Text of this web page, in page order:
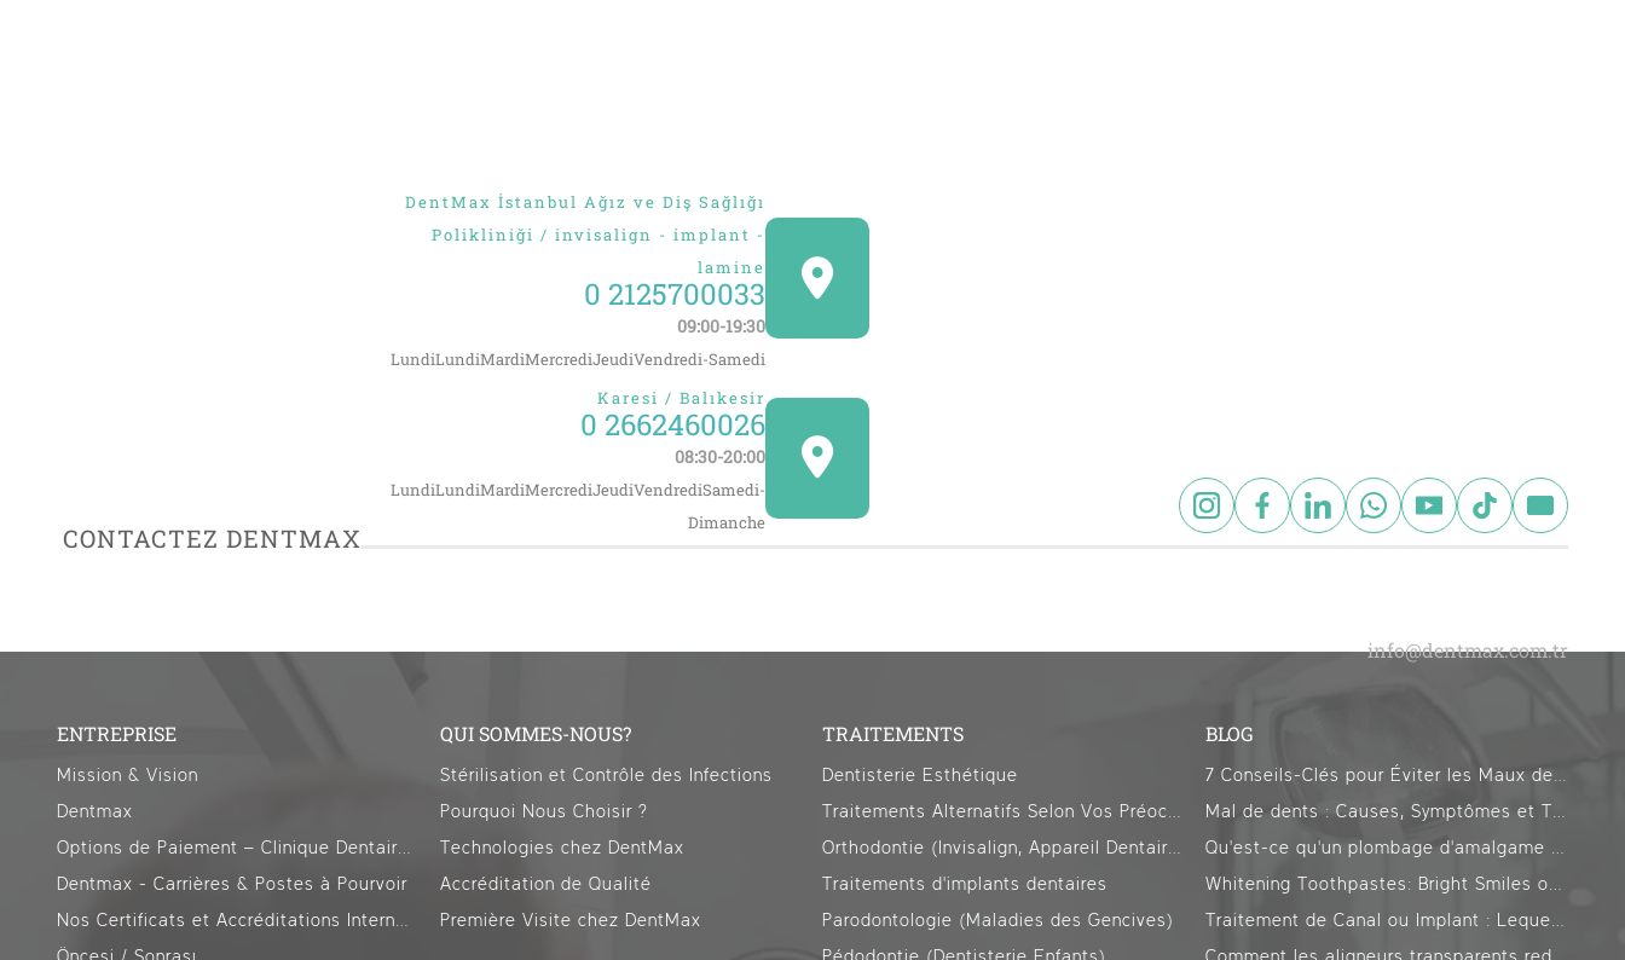
CONTACTEZ DENTMAX
DentMax İstanbul Ağız ve Diş Sağlığı
Polikliniği / invisalign - implant -
lamine
0 2125700033
09:00-19:30
LundiLundiMardiMercrediJeudiVendredi-Samedi
Karesi / Balıkesir
0 2662460026
08:30-20:00
LundiLundiMardiMercrediJeudiVendrediSamedi-
Dimanche
ENTREPRISE
Mission & Vision
Dentmax
Options de Paiement – Clinique Dentaire DentMax Istanbul
Dentmax - Carrières & Postes à Pourvoir
Nos Certificats et Accréditations Internationales
QUI SOMMES-NOUS?
Stérilisation et Contrôle des Infections
Pourquoi Nous Choisir ?
Technologies chez DentMax
Accréditation de Qualité
Première Visite chez DentMax
TRAITEMENTS
Dentisterie Esthétique
Traitements Alternatifs Selon Vos Préoccupations
Orthodontie (Invisalign, Appareil Dentaire)
Traitements d'implants dentaires
Parodontologie (Maladies des Gencives)
BLOG
7 Conseils-Clés pour Éviter les Maux de Dents pendant le Ramadan
Mal de dents : Causes, Symptômes et Traitements Efficaces
Qu'est-ce qu'un plombage d'amalgame ? Pourquoi est-il interdit ?
Whitening Toothpastes: Bright Smiles or Worn Teeth? Everyone dreams of having bright and white teeth, and many people choose whitening toothpastes to achieve this. However, there are many questions about the effects of these toothpastes on tooth enamel.
Traitement de Canal ou Implant : Lequel est Adapté pour Vous ?